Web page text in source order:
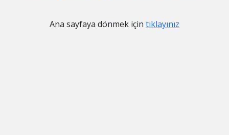
Ana sayfaya dönmek için tıklayınız